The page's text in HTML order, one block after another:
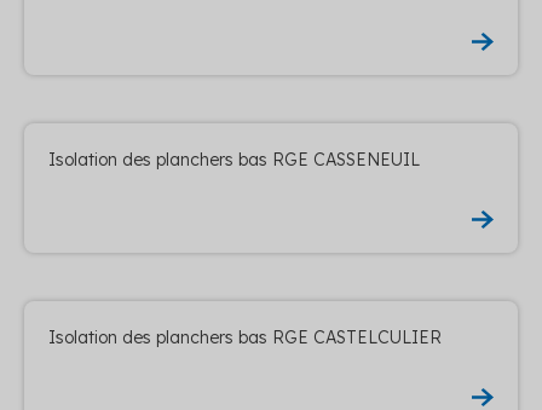
Isolation des planchers bas RGE CASSENEUIL
Isolation des planchers bas RGE CASTELCULIER